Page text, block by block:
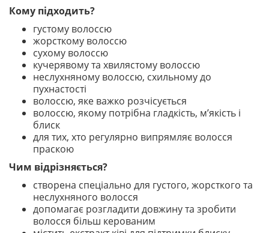
Кому підходить?
густому волоссю
жорсткому волоссю
сухому волоссю
кучерявому та хвилястому волоссю
неслухняному волоссю, схильному до
пухнастості
волоссю, яке важко розчісується
волоссю, якому потрібна гладкість, м’якість і
блиск
для тих, хто регулярно випрямляє волосся
праскою
Чим відрізняється?
створена спеціально для густого, жорсткого та
неслухняного волосся
допомагає розгладити довжину та зробити
волосся більш керованим